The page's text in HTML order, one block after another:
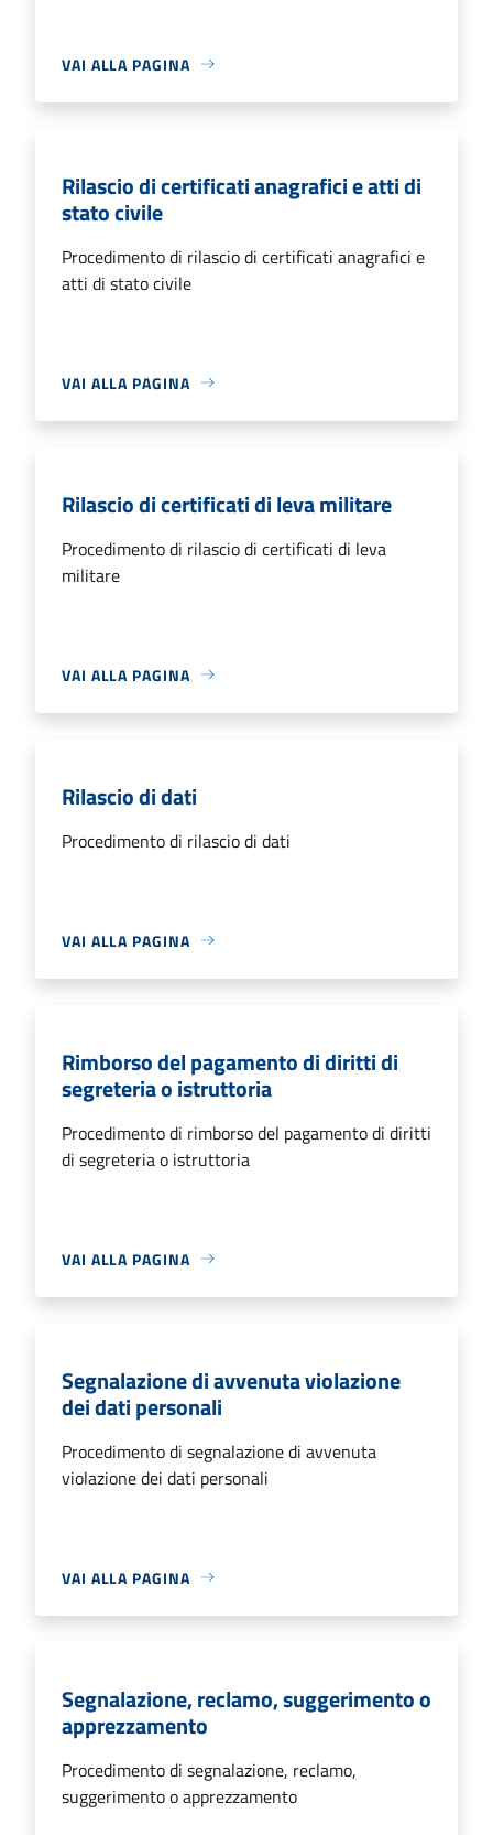
VAI ALLA PAGINA
Rilascio di certificati anagrafici e atti di
stato civile
Procedimento di rilascio di certificati anagrafici e
atti di stato civile
VAI ALLA PAGINA
Rilascio di certificati di leva militare
Procedimento di rilascio di certificati di leva
militare
VAI ALLA PAGINA
Rilascio di dati
Procedimento di rilascio di dati
VAI ALLA PAGINA
Rimborso del pagamento di diritti di
segreteria o istruttoria
Procedimento di rimborso del pagamento di diritti
di segreteria o istruttoria
VAI ALLA PAGINA
Segnalazione di avvenuta violazione
dei dati personali
Procedimento di segnalazione di avvenuta
violazione dei dati personali
VAI ALLA PAGINA
Segnalazione, reclamo, suggerimento o
apprezzamento
Procedimento di segnalazione, reclamo,
suggerimento o apprezzamento